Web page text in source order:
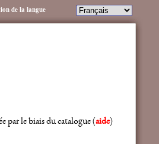
par le biais du catalogue (aide)
de la langue